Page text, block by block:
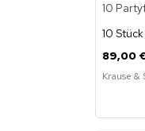
10
10
89,00
Krause &